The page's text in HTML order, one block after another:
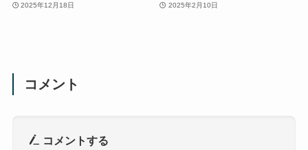
2025年12月18日 2025年2月10日
コメント
コメントする